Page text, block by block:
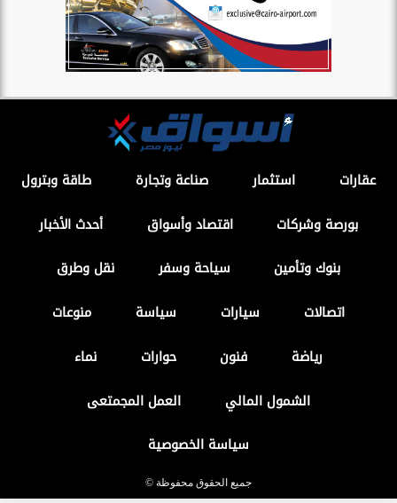
عقارات استثمار صناعة وتجارة
طاقة وبترول
بورصة وشركات
اقتصاد وأسواق
أحدث الأخبار
بنوك وتأمين
سياحة وسفر
نقل وطرق
اتصالات
سيارات سياسة
منوعات
رياضة
فنون حوارات
نماء
الشمول المالي
العمل المجمتعى
سياسة الخصوصية
جميع الحقوق محفوظة ©